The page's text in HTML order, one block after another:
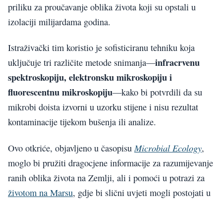
priliku za proučavanje oblika života koji su opstali u
izolaciji milijardama godina.
Istraživački tim koristio je sofisticiranu tehniku koja
uključuje tri različite metode snimanja—infracrvenu
spektroskopiju, elektronsku mikroskopiju i
fluorescentnu mikroskopiju—kako bi potvrdili da su
mikrobi doista izvorni u uzorku stijene i nisu rezultat
kontaminacije tijekom bušenja ili analize.
Ovo otkriće, objavljeno u časopisu Microbial Ecology,
moglo bi pružiti dragocjene informacije za razumijevanje
ranih oblika života na Zemlji, ali i pomoći u potrazi za
životom na Marsu, gdje bi slični uvjeti mogli postojati u